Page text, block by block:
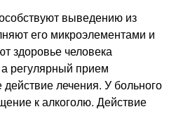
выведению из
его микроэлементами и
здоровье человека
регулярный прием
лечения. У больного
к алкоголю. Действие